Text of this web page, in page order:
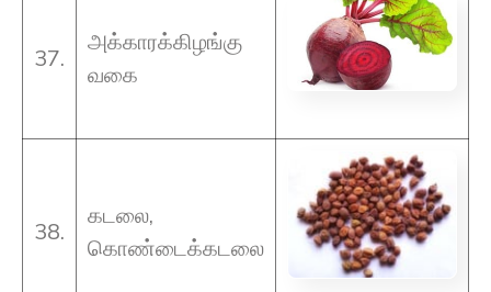
37.
அக்காரக்கிழங்கு
வகை
38.
கடலை,
கொண்டைக்கடலை